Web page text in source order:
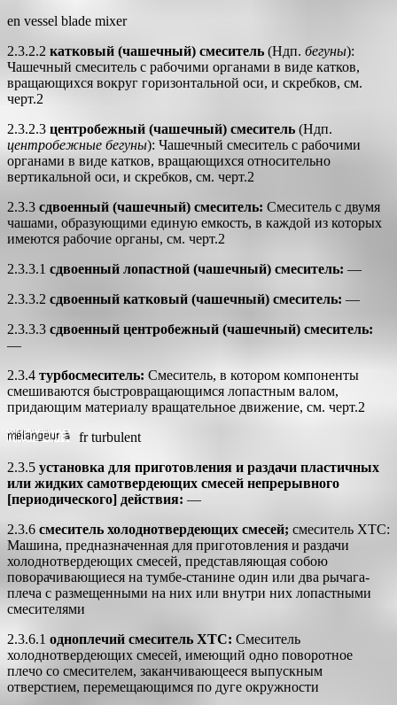
en vessel blade mixer
2.3.2.2 катковый (чашечный) смеситель (Ндп. бегуны):
Чашечный смеситель с рабочими органами в виде катков,
вращающихся вокруг горизонтальной оси, и скребков, см.
черт.2
2.3.2.3 центробежный (чашечный) смеситель (Ндп.
центробежные бегуны): Чашечный смеситель с рабочими
органами в виде катков, вращающихся относительно
вертикальной оси, и скребков, см. черт.2
2.3.3 сдвоенный (чашечный) смеситель: Смеситель с двумя
чашами, образующими единую емкость, в каждой из которых
имеются рабочие органы, см. черт.2
2.3.3.1 сдвоенный лопастной (чашечный) смеситель: —
2.3.3.2 сдвоенный катковый (чашечный) смеситель: —
2.3.3.3 сдвоенный центробежный (чашечный) смеситель:
—
2.3.4 турбосмеситель: Смеситель, в котором компоненты
смешиваются быстровращающимся лопастным валом,
придающим материалу вращательное движение, см. черт.2
frturbulent
2.3.5 установка для приготовления и раздачи пластичных
или жидких самотвердеющих смесей непрерывного
[периодического] действия: —
2.3.6 смеситель холоднотвердеющих смесей; смеситель ХТС:
Машина, предназначенная для приготовления и раздачи
холоднотвердеющих смесей, представляющая собою
поворачивающиеся на тумбе-станине один или два рычага-
плеча с размещенными на них или внутри них лопастными
смесителями
2.3.6.1 одноплечий смеситель ХТС: Смеситель
холоднотвердеющих смесей, имеющий одно поворотное
плечо со смесителем, заканчивающееся выпускным
отверстием, перемещающимся по дуге окружности